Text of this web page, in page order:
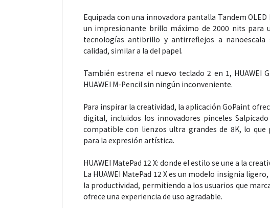
Equipada con una innovadora pantalla Tandem OLED
un impresionante brillo máximo de 2000 nits para
tecnologías antibrillo y antirreflejos a
calidad, similar a la del papel.
También estrena el nuevo teclado 2 en 1, HUAWEI
HUAWEI M-Pencil sin ningún inconveniente.
Para inspirar la creatividad, la aplicación GoPaint
digital, incluidos los innovadores pinceles
compatible con lienzos ultra grandes de 8K, lo
para la expresión artística.
HUAWEI MatePad 12 X: donde el estilo se une a la
La HUAWEI MatePad 12 X es un modelo insignia
la productividad, permitiendo a los usuarios que
ofrece una experiencia de uso agradable.